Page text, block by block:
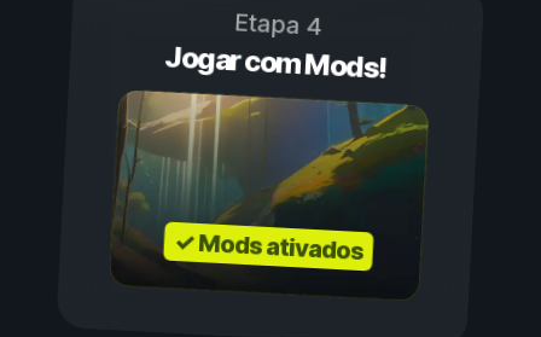
Etapa 4
Jogar com Mods!
✓ Mods ativados